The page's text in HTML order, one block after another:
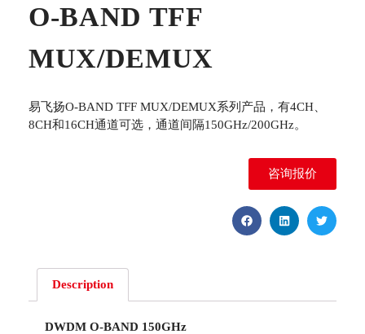
O-BAND TFF
MUX/DEMUX
易飞扬O-BAND TFF MUX/DEMUX系列产品，有4CH、
8CH和16CH通道可选，通道间隔150GHz/200GHz。
咨询报价
Description
DWDM O-BAND 150GHz